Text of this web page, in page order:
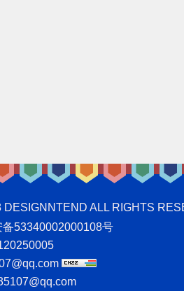
ALL RIGHTS
备53340002000108号